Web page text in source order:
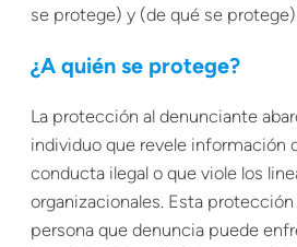
se protege) y (de qué se
¿A quién se protege?
La protección al denunciante
individuo que revele información
conducta ilegal o que viole los
organizacionales. Esta protección
persona que denuncia puede